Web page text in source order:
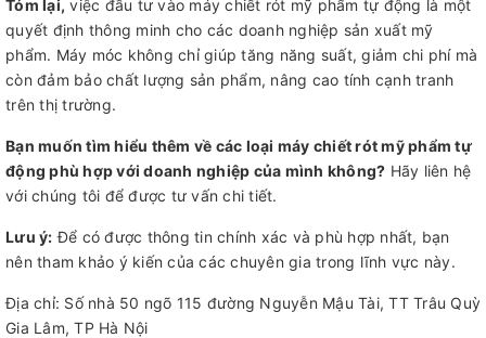
Tóm lại, việc đầu tư vào máy chiết rót mỹ phẩm tự động là một
quyết định thông minh cho các doanh nghiệp sản xuất mỹ
phẩm. Máy móc không chỉ giúp tăng năng suất, giảm chi phí mà
còn đảm bảo chất lượng sản phẩm, nâng cao tính cạnh tranh
trên thị trường.
Bạn muốn tìm hiểu thêm về các loại máy chiết rót mỹ phẩm tự
động phù hợp với doanh nghiệp của mình không? Hãy liên hệ
với chúng tôi để được tư vấn chi tiết.
Lưu ý: Để có được thông tin chính xác và phù hợp nhất, bạn
nên tham khảo ý kiến của các chuyên gia trong lĩnh vực này.
Địa chỉ: Số nhà 50 ngõ 115 đường Nguyễn Mậu Tài, TT Trâu Quỳ
Gia Lâm, TP Hà Nội